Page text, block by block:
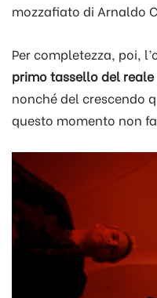
mozzafiato di Arnaldo
Per completezza, poi,
primo tassello del
nonché del crescendo
questo momento non